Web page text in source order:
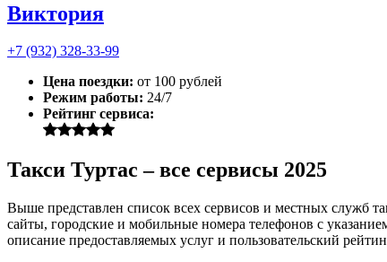
Виктория
+7 (932) 328-33-99
Цена поездки: от 100 рублей
Режим работы: 24/7
Рейтинг сервиса:
Такси Туртас – все сервисы 2025
Выше представлен список всех сервисов и местных служб
сайты, городские и мобильные номера телефонов с
описание предоставляемых услуг и пользовательский